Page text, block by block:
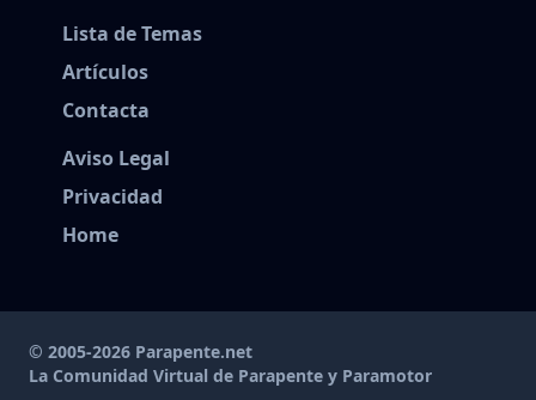
Lista de Temas
Artículos
Contacta
Aviso Legal
Privacidad
Home
© 2005-2026 Parapente.net
La Comunidad Virtual de Parapente y Paramotor